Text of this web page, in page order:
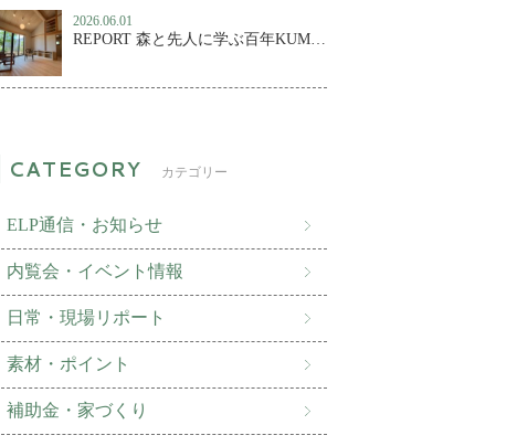
2026.06.01
REPORT 森と先人に学ぶ百年KUMIKO④ ～森林浴を楽しむ、小さな森の家
カテゴリー
ELP通信・お知らせ
内覧会・イベント情報
日常・現場リポート
素材・ポイント
補助金・家づくり